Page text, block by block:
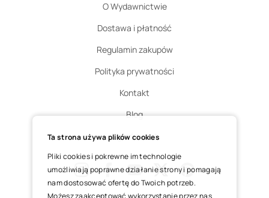
O Wydawnictwie
Dostawa i płatność
Regulamin zakupów
Polityka prywatności
Kontakt
Blog
Zgłoś zwrot
InstagramFacebookYoutube
X Pinterest
Ta strona używa plików cookies
Pliki cookies i pokrewne im technologie
umożliwiają poprawne działanie strony i pomagają
nam dostosować ofertę do Twoich potrzeb.
Możesz zaakceptować wykorzystanie przez nas